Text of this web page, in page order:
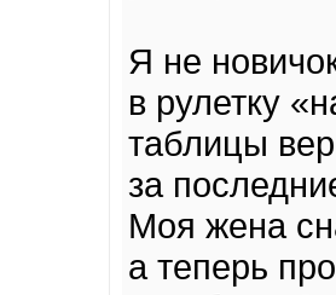
Я не
в рулетку
таблицы
за
Моя жена
а теперь